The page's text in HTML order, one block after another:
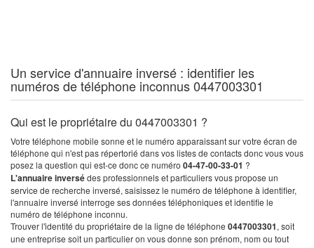
Un service d'annuaire inversé : identifier les
numéros de téléphone inconnus 0447003301
Qui est le propriétaire du 0447003301 ?
Votre téléphone mobile sonne et le numéro apparaissant sur votre écran de
téléphone qui n'est pas répertorié dans vos listes de contacts donc vous vous
posez la question qui est-ce donc ce numéro 04-47-00-33-01 ?
L'annuaire inversédes professionnels et particuliers vous propose un
service de recherche inversé, saisissez le numéro de téléphone à identifier,
l'annuaire inversé interroge ses données téléphoniques et identifie le
numéro de téléphone inconnu.
Trouver l'identité du propriétaire de la ligne de téléphone 0447003301, soit
une entreprise soit un particulier on vous donne son prénom, nom ou tout